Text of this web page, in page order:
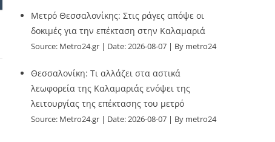
Μετρό Θεσσαλονίκης: Στις ράγες απόψε οι
δοκιμές για την επέκταση στην Καλαμαριά
Source: Metro24.gr Date: 2026-08-07 By metro24
Θεσσαλονίκη: Τι αλλάζει στα αστικά
λεωφορεία της Καλαμαριάς ενόψει της
λειτουργίας της επέκτασης του μετρό
Source: Metro24.gr Date: 2026-08-07 By metro24